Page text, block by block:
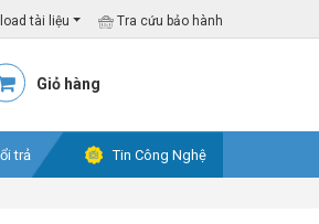
tài liệu Tra cứu bảo hành
Giỏ hàng
trả Tin Công Nghệ